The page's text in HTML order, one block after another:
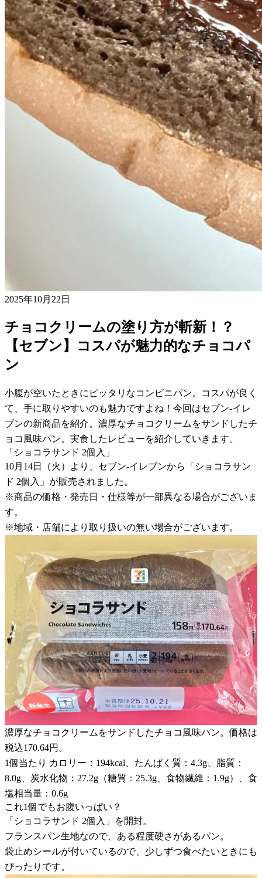
2025年10月22日
チョコクリームの塗り方が斬新！？
【セブン】コスパが魅力的なチョコパ
ン
小腹が空いたときにピッタリなコンビニパン。コスパが良く
て、手に取りやすいのも魅力ですよね！今回はセブン-イレ
ブンの新商品を紹介。濃厚なチョコクリームをサンドしたチ
ョコ風味パン。実食したレビューを紹介していきます。
「ショコラサンド 2個入」
10月14日（火）より、セブン-イレブンから「ショコラサン
ド 2個入」が販売されました。
※商品の価格・発売日・仕様等が一部異なる場合がございま
す。
※地域・店舗により取り扱いの無い場合がございます。
濃厚なチョコクリームをサンドしたチョコ風味パン。価格は
税込170.64円。
1個当たり カロリー：194kcal、たんぱく質：4.3g、脂質：
8.0g、炭水化物：27.2g（糖質：25.3g、食物繊維：1.9g）、食
塩相当量：0.6g
これ1個でもお腹いっぱい？
「ショコラサンド 2個入」を開封。
フランスパン生地なので、ある程度硬さがあるパン。
袋止めシールが付いているので、少しずつ食べたいときにも
ぴったりです。